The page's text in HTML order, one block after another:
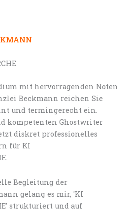
mit hervorragenden Noten
Beckmann reichen Sie
und termingerecht ein.
kompetenten Ghostwriter
diskret professionelles
für KI
Begleitung der
gelang es mir, 'KI
strukturiert und auf